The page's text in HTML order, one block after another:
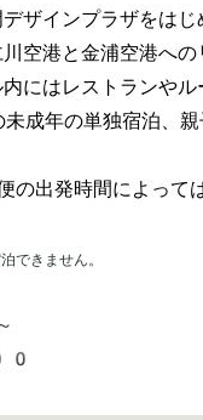
ザインプラザをは
空港と金浦空港へ
にはレストランやル
年の単独宿泊、親
の出発時間によって
できません。